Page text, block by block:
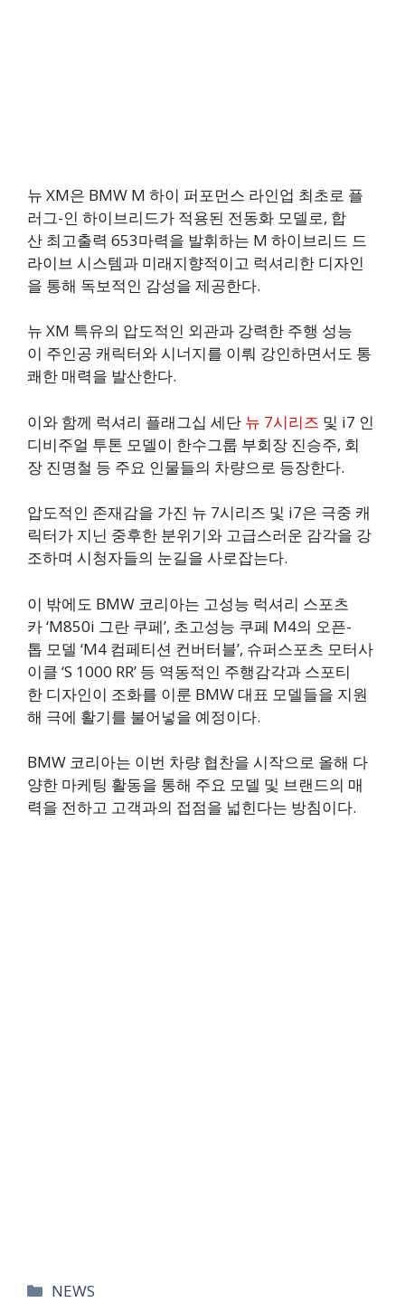
뉴 XM은 BMW M 하이 퍼포먼스 라인업 최초로 플
러그-인 하이브리드가 적용된 전동화 모델로, 합
산 최고출력 653마력을 발휘하는 M 하이브리드 드
라이브 시스템과 미래지향적이고 럭셔리한 디자인
을 통해 독보적인 감성을 제공한다.
뉴 XM 특유의 압도적인 외관과 강력한 주행 성능
이 주인공 캐릭터와 시너지를 이뤄 강인하면서도 통
쾌한 매력을 발산한다.
이와 함께 럭셔리 플래그십 세단 뉴 7시리즈 및 i7 인
디비주얼 투톤 모델이 한수그룹 부회장 진승주, 회
장 진명철 등 주요 인물들의 차량으로 등장한다.
압도적인 존재감을 가진 뉴 7시리즈 및 i7은 극중 캐
릭터가 지닌 중후한 분위기와 고급스러운 감각을 강
조하며 시청자들의 눈길을 사로잡는다.
이 밖에도 BMW 코리아는 고성능 럭셔리 스포츠
카 ‘M850i 그란 쿠페’, 초고성능 쿠페 M4의 오픈-
톱 모델 ‘M4 컴페티션 컨버터블’, 슈퍼스포츠 모터사
이클 ‘S 1000 RR’ 등 역동적인 주행감각과 스포티
한 디자인이 조화를 이룬 BMW 대표 모델들을 지원
해 극에 활기를 불어넣을 예정이다.
BMW 코리아는 이번 차량 협찬을 시작으로 올해 다
양한 마케팅 활동을 통해 주요 모델 및 브랜드의 매
력을 전하고 고객과의 접점을 넓힌다는 방침이다.
카
NEWS